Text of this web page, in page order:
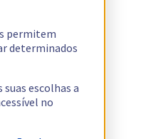
permitem
determinados
escolhas a
no